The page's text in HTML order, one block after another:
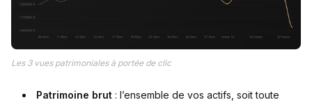
Les 3 vues patrimoniales à portée de clic
Patrimoine brut : l’ensemble de vos actifs, soit toute